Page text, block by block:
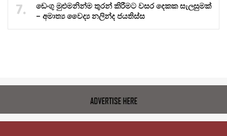
ඩෙංගු මුළුමනින්ම තුරන් කිරීමට වසර දෙකක සැලසුමක්
– අමාත්‍ය වෛද්‍ය නලින්ද ජයතිස්ස